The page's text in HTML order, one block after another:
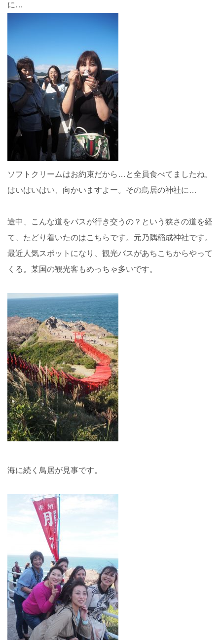
に…
ソフトクリームはお約束だから…と全員食べてましたね。
はいはいはい、向かいますよー。その鳥居の神社に…
途中、こんな道をバスが行き交うの？という狭さの道を経
て、たどり着いたのはこちらです。元乃隅稲成神社です。
最近人気スポットになり、観光バスがあちこちからやって
くる。某国の観光客もめっちゃ多いです。
海に続く鳥居が見事です。